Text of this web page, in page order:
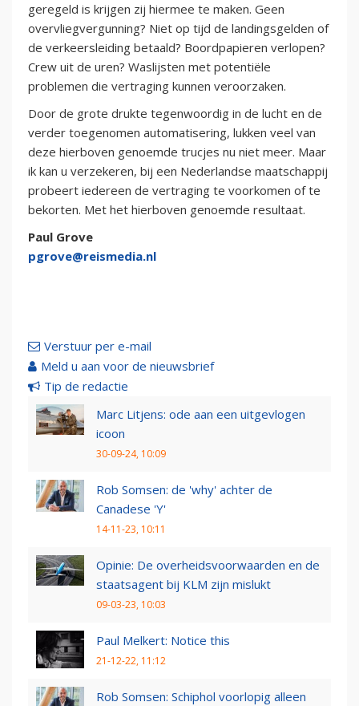
geregeld is krijgen zij hiermee te maken. Geen
overvliegvergunning? Niet op tijd de landingsgelden of
de verkeersleiding betaald? Boordpapieren verlopen?
Crew uit de uren? Waslijsten met potentiële
problemen die vertraging kunnen veroorzaken.
Door de grote drukte tegenwoordig in de lucht en de
verder toegenomen automatisering, lukken veel van
deze hierboven genoemde trucjes nu niet meer. Maar
ik kan u verzekeren, bij een Nederlandse maatschappij
probeert iedereen de vertraging te voorkomen of te
bekorten. Met het hierboven genoemde resultaat.
Paul Grove
pgrove@reismedia.nl
Verstuur per e-mail
Meld u aan voor de nieuwsbrief
Tip de redactie
Marc Litjens: ode aan een uitgevlogen
icoon
30-09-24, 10:09
Rob Somsen: de 'why' achter de
Canadese 'Y'
14-11-23, 10:11
Opinie: De overheidsvoorwaarden en de
staatsagent bij KLM zijn mislukt
09-03-23, 10:03
Paul Melkert: Notice this
21-12-22, 11:12
Rob Somsen: Schiphol voorlopig alleen